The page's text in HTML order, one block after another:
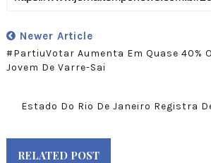
Newer Article
#PartiuVotar Aumenta Em Quase 40%
Jovem De Varre-Sai
Estado Do Rio De Janeiro Registra
RELATED POST